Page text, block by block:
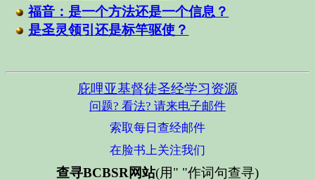
福音：是一个方法还是一个信息？
是圣灵领引还是标竿驱使？
庇哩亚基督徒圣经学习资源
问题? 看法? 请来电子邮件
索取每日查经邮件
在脸书上关注我们
查寻BCBSR网站(用" "作词句查寻)